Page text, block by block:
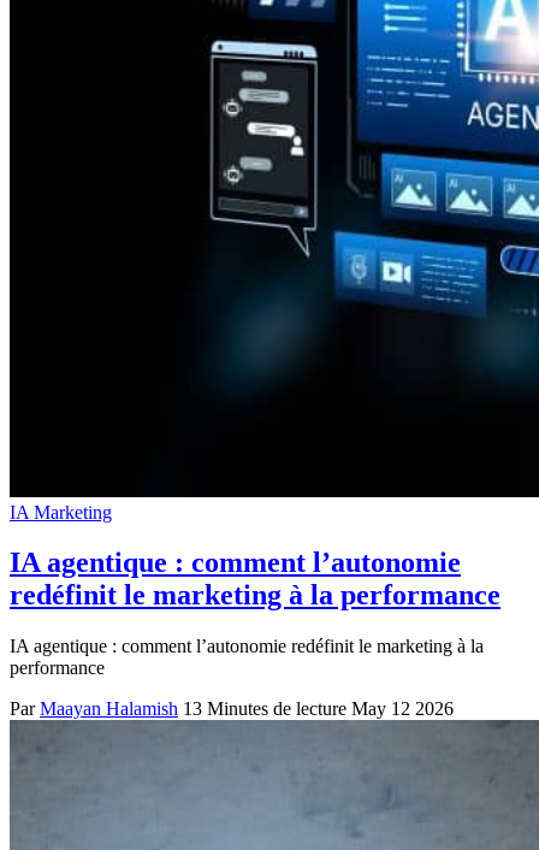
IA Marketing
IA agentique : comment l’autonomie
redéfinit le marketing à la performance
IA agentique : comment l’autonomie redéfinit le marketing à la
performance
Par Maayan Halamish 13 Minutes de lecture May 12 2026